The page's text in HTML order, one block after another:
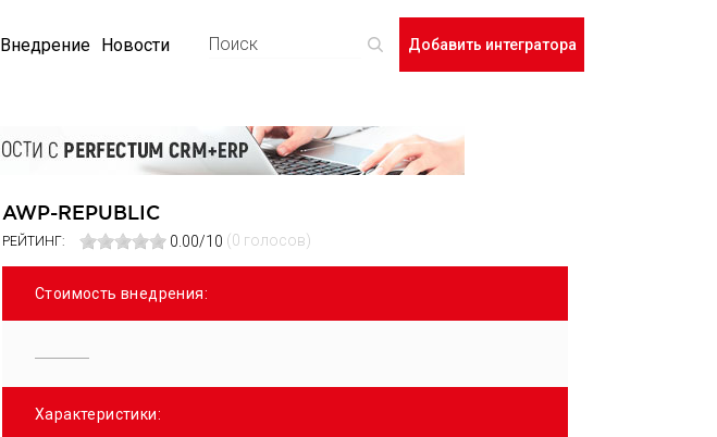
Внедрение Новости Добавить интегратора
AWP-REPUBLIC
РЕЙТИНГ: 0.00/10 (0 голосов)
Стоимость внедрения:
Характеристики: